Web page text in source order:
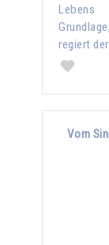
Lebens
regiert
Vom